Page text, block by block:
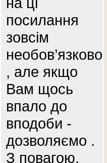
посилання
зовсім
необов’язково
, але якщо
Вам щось
впало до
вподоби -
дозволяємо .
З повагою,